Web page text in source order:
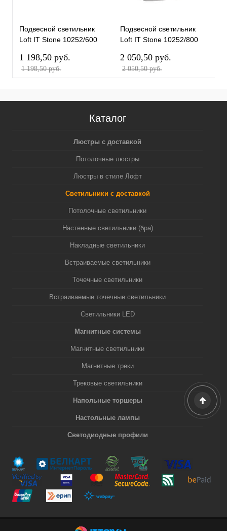
Подвесной светильник
Loft IT Stone 10252/600
1 198,50 pуб.
1 198,50 pуб.
Подвесной светильник
Loft IT Stone 10252/800
2 050,50 pуб.
2 050,50 pуб.
Каталог
Люстры с доставкой
Потолочные люстры
Люстры в стиле Лофт
Светильники с доставкой
Потолочные светильники
Настенные светильники (бра)
Накладные светильники
Встраиваемые светильники
Точечные светильники
Встраиваемые точечные светильники
Светильники LED
Магнитные системы
Магнитные светильники
Магнитные треки
Трековые светильники
Напольные торшеры
Настольные лампы
Светодиодные профили